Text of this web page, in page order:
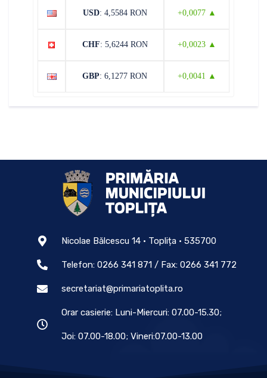
USD: 4,5584 RON +0,0077 ▲
CHF: 5,6244 RON +0,0023 ▲
GBP: 6,1277 RON +0,0041 ▲
Nicolae Bălcescu 14 • Toplița • 535700
Telefon: 0266 341 871 / Fax: 0266 341 772
secretariat@primariatoplita.ro
Orar casierie: Luni-Miercuri: 07.00-15.30;
Joi: 07.00-18.00; Vineri:07.00-13.00